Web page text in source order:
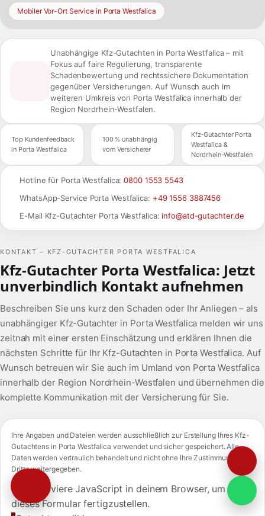
KONTAKT – KFZ-GUTACHTER PORTA WESTFALICA
Kfz-Gutachter Porta Westfalica: Jetzt
unverbindlich Kontakt aufnehmen
Beschreiben Sie uns kurz den Schaden oder Ihr Anliegen – als
unabhängiger Kfz-Gutachter in Porta Westfalica melden wir uns
zeitnah mit einer ersten Einschätzung und erklären Ihnen die
nächsten Schritte für Ihr Kfz-Gutachten in Porta Westfalica. Auf
Wunsch betreuen wir Sie auch im Umland von Porta Westfalica
innerhalb der Region Nordrhein-Westfalen und übernehmen die
komplette Kommunikation mit der Versicherung für Sie.
Ihre Angaben und Dateien werden ausschließlich zur Erstellung Ihres Kfz-
Gutachtens in Porta Westfalica verwendet und sicher gespeichert. Alle
Daten werden vertraulich behandelt und nicht ohne Ihre Zustimmung an
Dritte weitergegeben.
Bitte aktiviere JavaScript in deinem Browser, um
dieses Formular fertigzustellen.
Mobiler Vor-Ort Service in Porta Westfalica
Unabhängige Kfz-Gutachten in Porta Westfalica – mit
Fokus auf faire Regulierung, transparente
Schadenbewertung und rechtssichere Dokumentation
gegenüber Versicherungen. Auf Wunsch auch im
weiteren Umkreis von Porta Westfalica innerhalb der
Region Nordrhein-Westfalen.
Top Kundenfeedback
in Porta Westfalica
100 % unabhängig
vom Versicherer
Kfz-Gutachter Porta
Westfalica &
Nordrhein-Westfalen
Hotline für Porta Westfalica:0800 1553 5543
WhatsApp-Service Porta Westfalica: +49 1556 3887456
E-Mail Kfz-Gutachter Porta Westfalica: info@atd-gutachter.de